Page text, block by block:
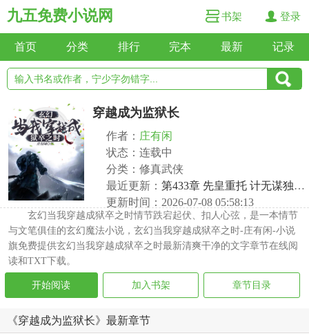
九五免费小说网 书架 登录
首页 分类 排行 完本 最新 记录
穿越成为监狱长
作者： 庄有闲
状态：连载中
分类：修真武侠
最近更新： 第433章 先皇重托 计无谋独入南衙署
更新时间：2026-07-08 05:58:13
玄幻当我穿越成狱卒之时情节跌宕起伏、扣人心弦，是一本情节
与文笔俱佳的玄幻魔法小说，玄幻当我穿越成狱卒之时-庄有闲-小说
旗免费提供玄幻当我穿越成狱卒之时最新清爽干净的文字章节在线阅
读和TXT下载。
开始阅读 加入书架 章节目录
《穿越成为监狱长》最新章节